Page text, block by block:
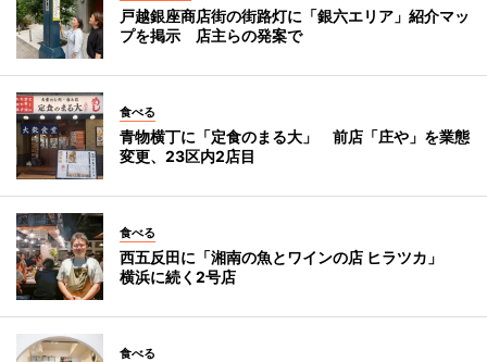
戸越銀座商店街の街路灯に「銀六エリア」紹介マッ
プを掲示 店主らの発案で
食べる
青物横丁に「定食のまる大」 前店「庄や」を業態
変更、23区内2店目
食べる
西五反田に「湘南の魚とワインの店 ヒラツカ」
横浜に続く2号店
食べる